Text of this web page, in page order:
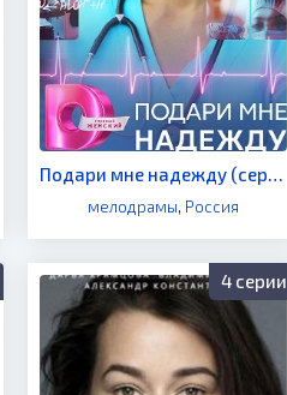
мелодрамы, Россия
4 серии